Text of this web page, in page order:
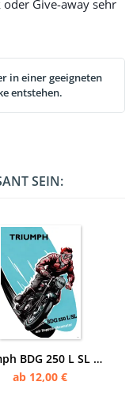
Give-away sehr
in einer geeigneten
entstehen.
SEIN:
Triumph BDG 250 L SL Motorrad Poster Plakat Doppelkolbenmotor
ab 12,00 €